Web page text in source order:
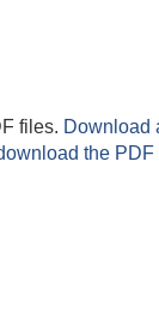
files. Download
the PDF